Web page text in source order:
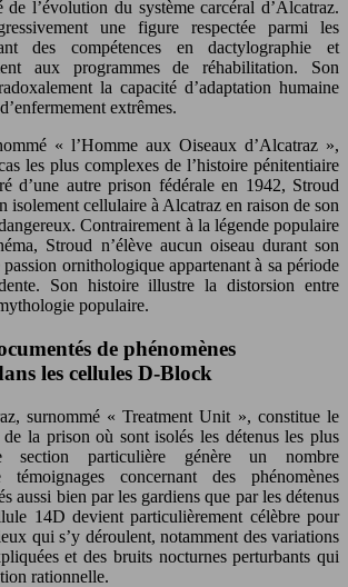
l’évolution du système carcéral d’Alcatraz.
une figure respectée parmi les
des compétences en dactylographie et
aux programmes de réhabilitation. Son
la capacité d’adaptation humaine
extrêmes.
« l’Homme aux Oiseaux d’Alcatraz »,
les plus complexes de l’histoire pénitentiaire
d’une autre prison fédérale en 1942, Stroud
isolement cellulaire à Alcatraz en raison de son
Contrairement à la légende populaire
Stroud n’élève aucun oiseau durant son
ornithologique appartenant à sa période
Son histoire illustre la distorsion entre
populaire.
de phénomènes
les cellules D-Block
surnommé « Treatment Unit », constitue le
la prison où sont isolés les détenus les plus
section particulière génère un nombre
témoignages concernant des phénomènes
aussi bien par les gardiens que par les détenus
14D devient particulièrement célèbre pour
qui s’y déroulent, notamment des variations
et des bruits nocturnes perturbants qui
rationnelle.